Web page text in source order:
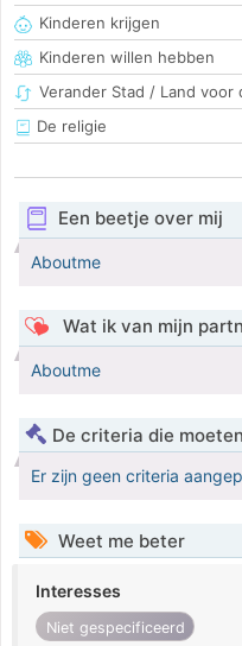
Kinderen krijgen
Kinderen willen hebben
Verander Stad / Land voor
De religie
Een beetje over mij
Aboutme
Wat ik van mijn
Aboutme
De criteria die
Er zijn geen criteria
Weet me beter
Interesses
Niet gespecificeerd